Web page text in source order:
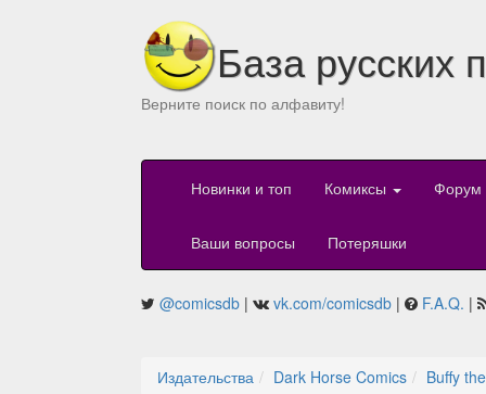
База русских
Верните поиск по алфавиту!
Новинки и топ Комиксы Форум
Ваши вопросы Потеряшки
@comicsdb | vk.com/comicsdb | F.A.Q. |
Издательства Dark Horse Comics Buffy